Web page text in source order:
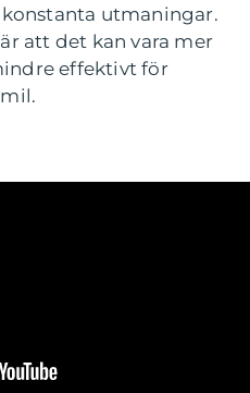
utmaningar.
att det kan vara mer
effektivt för